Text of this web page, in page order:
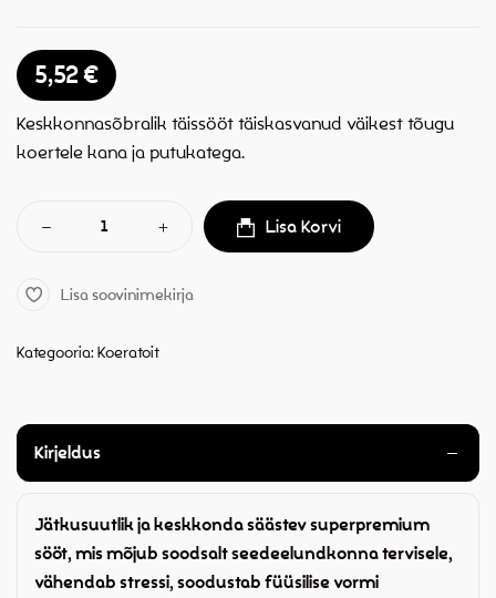
5,52€
Keskkonnasõbralik täissööt täiskasvanud väikest tõugu
koertele kana ja putukatega.
Lisa Korvi
Lisa soovinimekirja
Kategooria: Koeratoit
Kirjeldus
Jätkusuutlik ja keskkonda säästev superpremium
sööt, mis mõjub soodsalt seedeelundkonna tervisele,
vähendab stressi, soodustab füüsilise vormi